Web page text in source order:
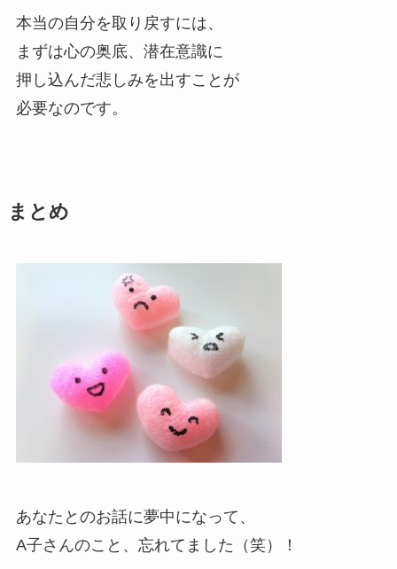
本当の自分を取り戻すには、
まずは心の奥底、潜在意識に
押し込んだ悲しみを出すことが
必要なのです。
まとめ
あなたとのお話に夢中になって、
A子さんのこと、忘れてました（笑）！